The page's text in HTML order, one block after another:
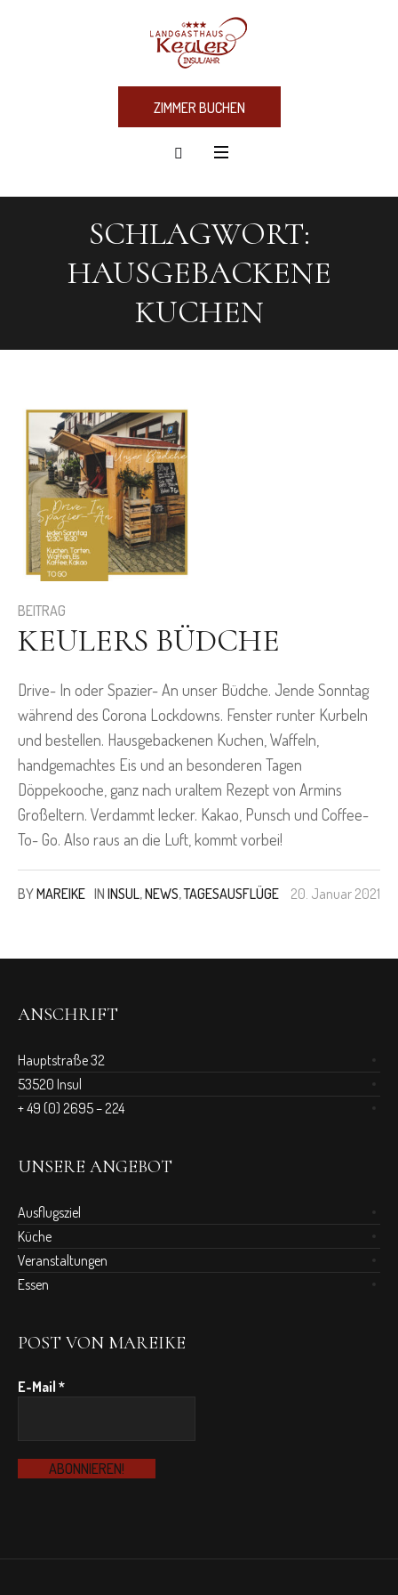
ZIMMER BUCHEN
SCHLAGWORT:
HAUSGEBACKENE
KUCHEN
BEITRAG
KEULERS BÜDCHE
Drive- In oder Spazier- An unser Büdche. Jende Sonntag
während des Corona Lockdowns. Fenster runter Kurbeln
und bestellen. Hausgebackenen Kuchen, Waffeln,
handgemachtes Eis und an besonderen Tagen
Döppekooche, ganz nach uraltem Rezept von Armins
Großeltern. Verdammt lecker. Kakao, Punsch und Coffee-
To- Go. Also raus an die Luft, kommt vorbei!
20. Januar 2021
BYMAREIKE IN INSUL,NEWS,TAGESAUSFLÜGE
ANSCHRIFT
Hauptstraße 32
53520 Insul
+ 49 (0) 2695 – 224
UNSERE ANGEBOT
Ausflugsziel
Küche
Veranstaltungen
Essen
POST VON MAREIKE
E-Mail*